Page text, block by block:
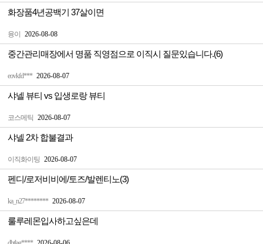
융이 2026-08-08
화장품4년공백기 37살이면
eovkfd*** 2026-08-07
중간관리매장에서 명품 직영점으로 이직시 질문있습니다.(6)
코스메틱 2026-08-07
샤넬 뷰티 vs 입생로랑 뷰티
이직화이팅 2026-08-07
샤넬 2차 합불결과
ka_n27******** 2026-08-07
펜디/로저비비에/토즈/발렌티노(3)
룰루레몬입사하고싶은데